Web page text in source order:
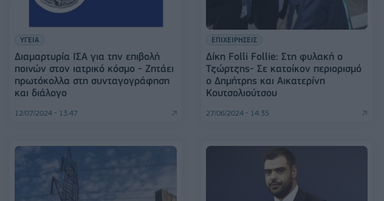
ΥΓΕΙΑ
Διαμαρτυρία ΙΣΑ για την επιβολή
ποινών στον ιατρικό κόσμο - Ζητάει
πρωτόκολλα στη συνταγογράφηση
και διάλογο
12/07/2024 - 13:47
ΕΠΙΧΕΙΡΗΣΕΙΣ
Δίκη Folli Follie: Στη φυλακή ο
Τζώρτζης- Σε κατοίκον περιορισμό
ο Δημήτρης και Αικατερίνη
Κουτσολιούτσου
27/06/2024 - 14:35